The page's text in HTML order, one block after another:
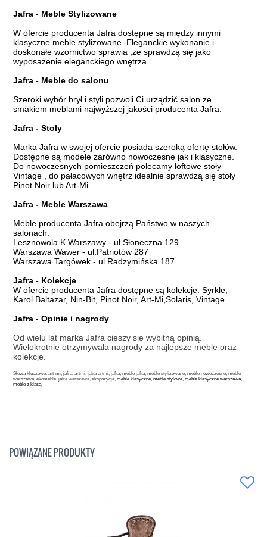
Jafra - Meble Stylizowane
W ofercie producenta Jafra dostępne są między innymi
klasyczne meble stylizowane. Eleganckie wykonanie i
doskonałe wzornictwo sprawia ,ze sprawdzą się jako
wyposażenie eleganckiego wnętrza.
Jafra - Meble do salonu
Szeroki wybór brył i styli pozwoli Ci urządzić salon ze
smakiem meblami najwyższej jakości producenta Jafra.
Jafra - Stoly
Marka Jafra w swojej ofercie posiada szeroką ofertę stołów.
Dostępne są modele zarówno nowoczesne jak i klasyczne.
Do nowoczesnych pomieszczeń polecamy loftowe stoły
Vintage , do pałacowych wnętrz idealnie sprawdzą się stoły
Pinot Noir lub Art-Mi.
Jafra - Meble Warszawa
Meble producenta Jafra obejrzą Państwo w naszych
salonach:
Lesznowola K.Warszawy - ul.Słoneczna 129
Warszawa Wawer - ul.Patriotów 287
Warszawa Targówek - ul.Radzymińska 187
Jafra - Kolekcje
W ofercie producenta Jafra dostępne są kolekcje: Syrkle,
Karol Baltazar, Nin-Bit, Pinot Noir, Art-Mi,Solaris, Vintage
Jafra - Opinie i nagrody
Od wielu lat marka Jafra cieszy sie wybitną opinią.
Wielokrotnie otrzymywała nagrody za najlepsze meble oraz
kolekcje.
Słowa kluczowe: art-mi, jafra, artmi, jafra artmi, jafra, meble jafra, meble stylizowane, meble nowoczesne, meble
warszawa, ekomeble, jafra warszawa, ekspozycja,meble klasyczne, meble stylowe, meble klasyczne warszawa,
meble z klasą,
POWIĄZANE PRODUKTY